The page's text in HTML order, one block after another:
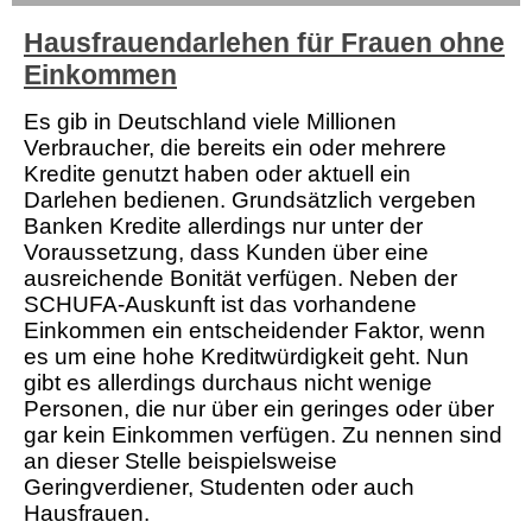
Hausfrauendarlehen für Frauen ohne
Einkommen
Es gib in Deutschland viele Millionen
Verbraucher, die bereits ein oder mehrere
Kredite genutzt haben oder aktuell ein
Darlehen bedienen. Grundsätzlich vergeben
Banken Kredite allerdings nur unter der
Voraussetzung, dass Kunden über eine
ausreichende Bonität verfügen. Neben der
SCHUFA-Auskunft ist das vorhandene
Einkommen ein entscheidender Faktor, wenn
es um eine hohe Kreditwürdigkeit geht. Nun
gibt es allerdings durchaus nicht wenige
Personen, die nur über ein geringes oder über
gar kein Einkommen verfügen. Zu nennen sind
an dieser Stelle beispielsweise
Geringverdiener, Studenten oder auch
Hausfrauen.